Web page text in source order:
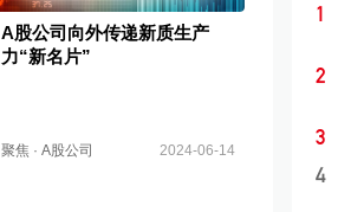
A股公司向外传递新质生产
力“新名片”
聚焦 · A股公司 2024-06-14
1
2
3
4